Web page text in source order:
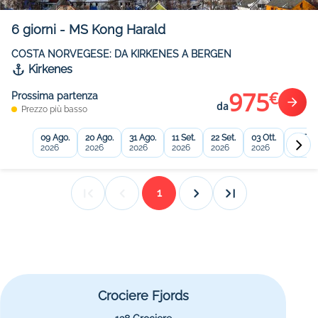
6 giorni - MS Kong Harald
COSTA NORVEGESE: DA KIRKENES A BERGEN
Kirkenes
Prossima partenza
Prezzo più basso da975€
09 Ago.
2026
20 Ago.
2026
31 Ago.
2026
11 Set.
2026
22 Set.
2026
03 Ott.
2026
14 Ott.
2026
1
Crociere Fjords